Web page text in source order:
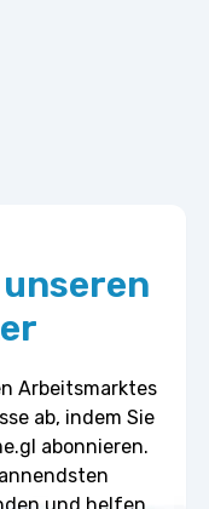
Arbeitsmarktes
ab, indem Sie
abonnieren.
und helfen